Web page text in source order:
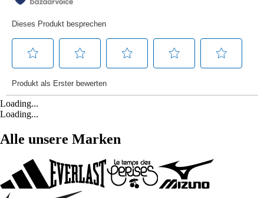
Loading...
Loading...
Alle unsere Marken